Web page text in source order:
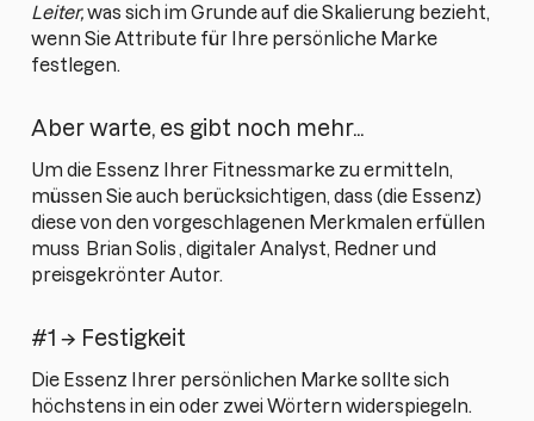
Leiter,was sich im Grunde auf die Skalierung bezieht,
wenn Sie Attribute für Ihre persönliche Marke
festlegen.
Aber warte, es gibt noch mehr...
Um die Essenz Ihrer Fitnessmarke zu ermitteln,
müssen Sie auch berücksichtigen, dass (die Essenz)
diese von den vorgeschlagenen Merkmalen erfüllen
muss Brian Solis , digitaler Analyst, Redner und
preisgekrönter Autor.
#1 → Festigkeit
Die Essenz Ihrer persönlichen Marke sollte sich
höchstens in ein oder zwei Wörtern widerspiegeln.